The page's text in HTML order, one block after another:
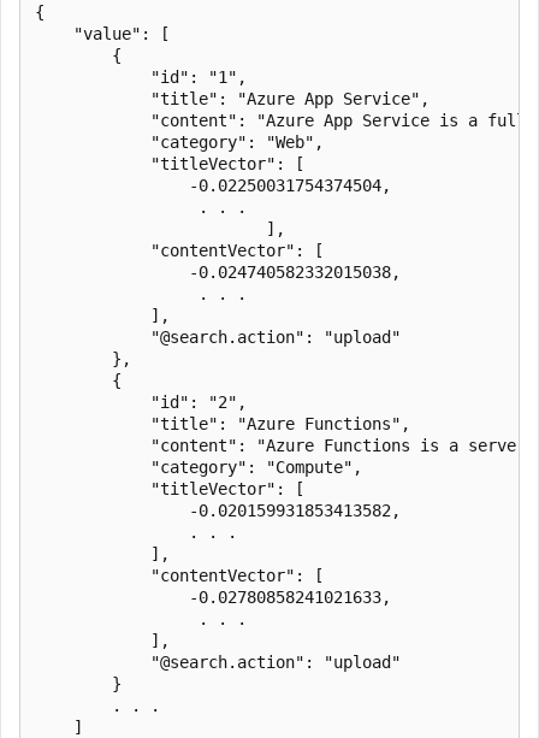
{
    "value": [
        {
            "id": "1",
            "title": "Azure App Service",
"content": "Azure App Service is a
            "category": "Web",
            "titleVector": [
                -0.02250031754374504,
                 . . .
                        ],
            "contentVector": [
                -0.024740582332015038,
                 . . .
            ],
            "@search.action": "upload"
        },
        {
            "id": "2",
            "title": "Azure Functions",
"content": "Azure Functions is a
            "category": "Compute",
            "titleVector": [
                -0.020159931853413582,
                . . .
            ],
            "contentVector": [
                -0.02780858241021633,
                 . . .
            ],
            "@search.action": "upload"
        }
        . . .
    ]